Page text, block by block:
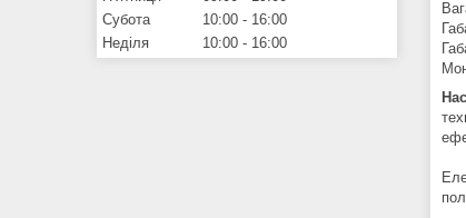
Субота
10:00
16:00
Неділя
10:00 16:00